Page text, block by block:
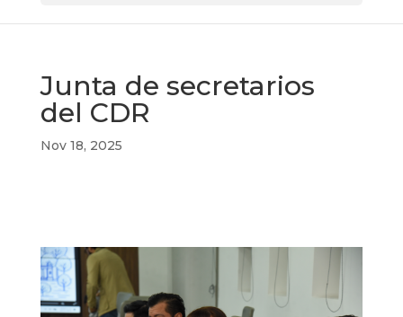
Junta de secretarios
del CDR
Nov 18, 2025